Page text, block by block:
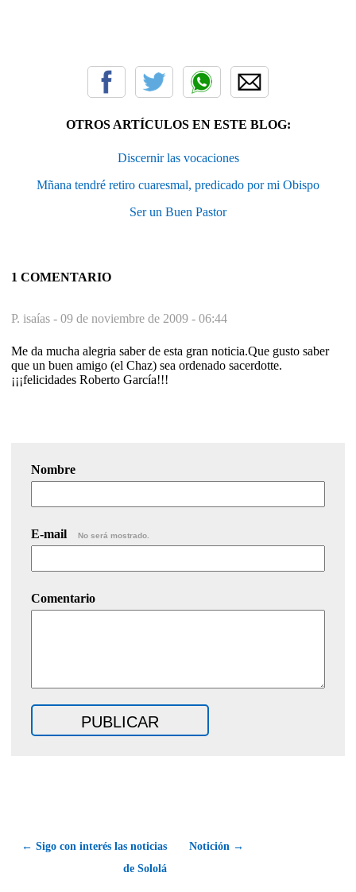
OTROS ARTÍCULOS EN ESTE BLOG:
Discernir las vocaciones
Mñana tendré retiro cuaresmal, predicado por mi Obispo
Ser un Buen Pastor
1 COMENTARIO
P. isaías - 09 de noviembre de 2009 - 06:44
Me da mucha alegria saber de esta gran noticia.Que gusto saber
que un buen amigo (el Chaz) sea ordenado sacerdotte.
¡¡¡felicidades Roberto García!!!
Nombre
E-mail No será mostrado.
Comentario
← Sigo con interés las noticias
de Sololá
Notición →